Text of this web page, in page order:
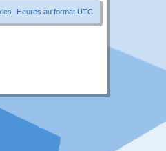
Heures au format UTC